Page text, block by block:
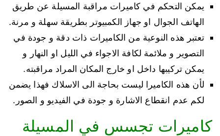
يمكن التحكم في كاميرات مراقبة المسيلة عن طريق
الهاتف الجوال او جهاز الكمبيوتر بطريقة سهلة و مرنة.
تعتبر هذه النوعية من الكاميرات ذات دقة و جودة في
التصوير و ملائمة لكافة الاجواء في الليل او النهار و
يمكن تركيبها داخل او خارج المكان المراد مراقبته.
لأن هذه الكاميرا ليست بحاجة الى الاسلاك فهذا يضمن
لكم عدم انقطاع الاشارة و جودة في الفيديو و الصور.
كاميرات تجسس في المسيلة